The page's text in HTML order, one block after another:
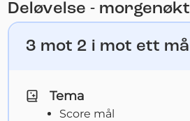
Deløvelse - morgenøkt
3 mot 2 i mot ett mål
Tema
Score mål